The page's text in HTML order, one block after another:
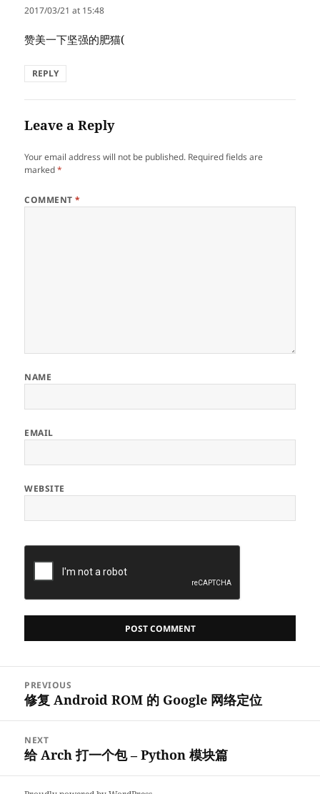
2017/03/21 at 15:48
赞美一下坚强的肥猫(
REPLY
Leave a Reply
Your email address will not be published. Required fields are
marked*
COMMENT*
NAME
EMAIL
WEBSITE
navigation
PREVIOUS
Previous
post:
修复 Android ROM 的 Google 网络定位
NEXT
Next
给 Arch 打一个包 – Python 模块篇